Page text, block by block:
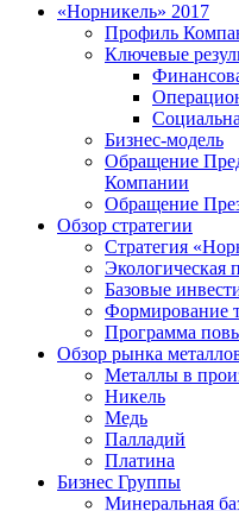
«Норникель» 2017
Профиль
Ключевые
Бизнес-модель
Обращение
Компании
Обращение
Обзор стратегии
Стратегия
Экологическая
Базовые
Формирование
Программа
Обзор рынка
Металлы в
Никель
Медь
Палладий
Платина
Бизнес Группы
Минеральная